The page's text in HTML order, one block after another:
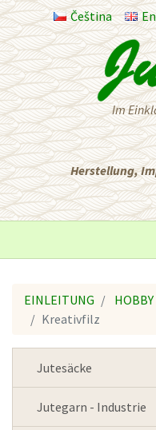
Čeština
Im
Herstellung,
EINLEITUNG
Kreativfilz
Jutesäcke
Jutegarn - Industrie